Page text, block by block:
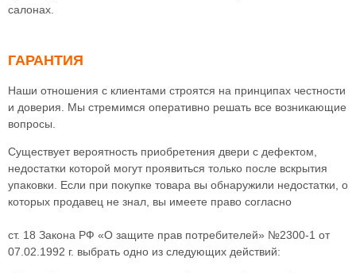
салонах.
ГАРАНТИЯ
Наши отношения с клиентами строятся на принципах честности
и доверия. Мы стремимся оперативно решать все возникающие
вопросы.
Существует вероятность приобретения двери с дефектом,
недостатки которой могут проявиться только после вскрытия
упаковки. Если при покупке товара вы обнаружили недостатки, о
которых продавец не знал, вы имеете право согласно
ст. 18 Закона РФ «О защите прав потребителей» №2300-1 от
07.02.1992 г. выбрать одно из следующих действий: